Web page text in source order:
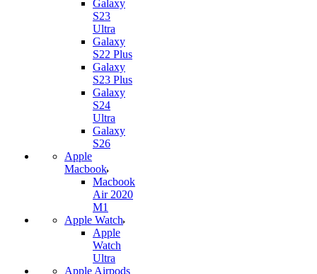
Galaxy
S23
Ultra
Galaxy
S22 Plus
Galaxy
S23 Plus
Galaxy
S24
Ultra
Galaxy
S26
Apple
Macbook
Macbook
Air 2020
M1
Apple Watch
Apple
Watch
Ultra
Apple Airpods